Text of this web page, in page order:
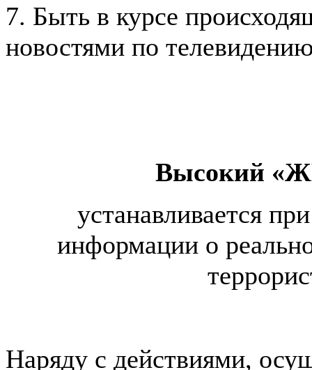
7. Быть в курсе
новостями по
Высокий
устанавливается
информации о
Наряду с действиями,